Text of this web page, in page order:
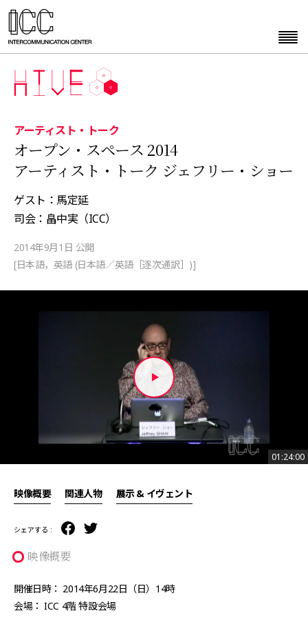
アーティスト・トーク
オープン・スペース 2014
アーティスト・トーク ジェフリー・ショー
ゲスト：馬定延
司会：畠中実（ICC）
2014年9月1日 公開
[日本語，英語 (日本語／英語［逐次通訳］)]
01:24:00
01:24:00
映像概要 関連人物 展示 & イヴェント
シェアする :
映像概要
開催日時： 2014年6月22日（日）14時
会場： ICC 4階 特設会場